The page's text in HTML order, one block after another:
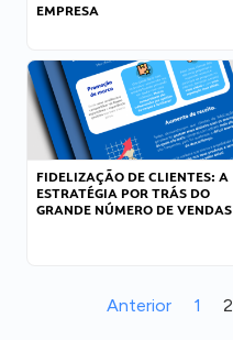
EMPRESA
FIDELIZAÇÃO DE CLIENTES: A
ESTRATÉGIA POR TRÁS DO
GRANDE NÚMERO DE VENDAS
Anterior 1 2